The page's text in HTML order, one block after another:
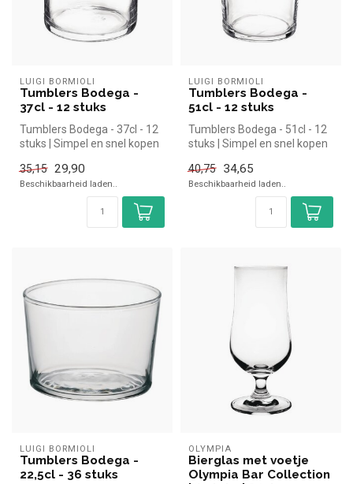
LUIGI BORMIOLI
Tumblers Bodega -
37cl - 12 stuks
Tumblers Bodega - 37cl - 12
stuks | Simpel en snel kopen
35,15 29,90
Beschikbaarheid laden..
LUIGI BORMIOLI
Tumblers Bodega -
51cl - 12 stuks
Tumblers Bodega - 51cl - 12
stuks | Simpel en snel kopen
40,75
34,65
Beschikbaarheid laden..
LUIGI BORMIOLI
Tumblers Bodega -
22,5cl - 36 stuks
OLYMPIA
Bierglas met voetje
Olympia Bar Collection